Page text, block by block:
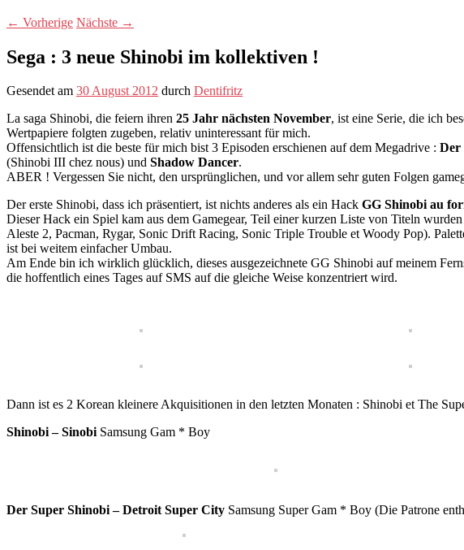
← Vorherige Nächste →
Sega : 3 neue Shinobi im kollektiven !
Gesendet am 30 August 2012 durch Dentifritz
La saga Shinobi, die feiern ihren 25 Jahr nächsten November, ist eine Serie, die ich
Wertpapiere folgten zugeben, relativ uninteressant für mich.
Offensichtlich ist die beste für mich bist 3 Episoden erschienen auf dem Megadrive : Der
(Shinobi III chez nous) und Shadow Dancer.
ABER ! Vergessen Sie nicht, den ursprünglichen, und vor allem sehr guten Folgen
Der erste Shinobi, dass ich präsentiert, ist nichts anderes als ein Hack GG Shinobi au
Dieser Hack ein Spiel kam aus dem Gamegear, Teil einer kurzen Liste von Titeln wurden
Aleste 2, Pacman, Rygar, Sonic Drift Racing, Sonic Triple Trouble et Woody Pop).
ist bei weitem einfacher Umbau.
Am Ende bin ich wirklich glücklich, dieses ausgezeichnete GG Shinobi auf meinem
die hoffentlich eines Tages auf SMS auf die gleiche Weise konzentriert wird.
Dann ist es 2 Korean kleinere Akquisitionen in den letzten Monaten : Shinobi et The
Shinobi – SinobiSamsung Gam * Boy
Der Super Shinobi – Detroit Super City Samsung Super Gam * Boy (Die Patrone